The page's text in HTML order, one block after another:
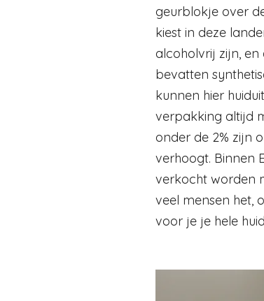
geurblokje over
kiest in deze
alcoholvrij zijn,
bevatten
kunnen hier
verpakking altijd
onder de 2% zijn
verhoogt. Binnen
verkocht worden
veel mensen het,
voor je je hele